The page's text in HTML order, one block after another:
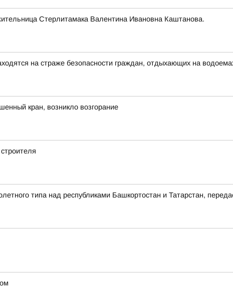
Стерлитамака Валентина Ивановна Каштанова.
на страже безопасности граждан, отдыхающих на
кран, возникло возгорание
типа над республиками Башкортостан и Татарстан,